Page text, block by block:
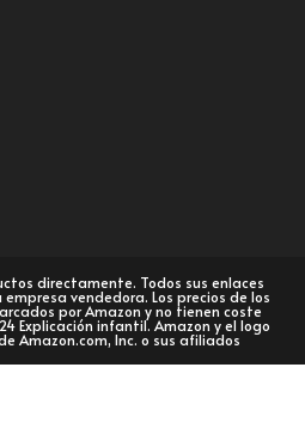
directamente. Todos sus enlaces
vendedora. Los precios de los
por Amazon y no tienen coste
Explicación infantil. Amazon y el logo
Amazon.com, Inc. o sus afiliados